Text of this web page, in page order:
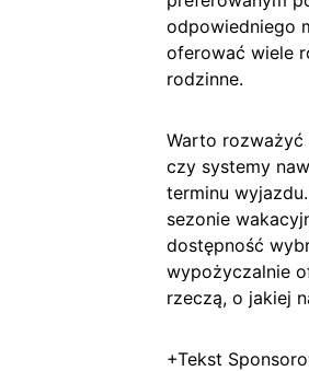
odpowiedniego
oferować wiele
rodzinne.
Warto rozważyć
czy systemy
terminu wyjazdu.
sezonie
dostępność
wypożyczalnie
rzeczą, o jakiej
+Tekst